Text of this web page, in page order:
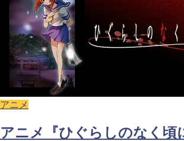
アニメ
アニメ『ひぐらしのなく頃